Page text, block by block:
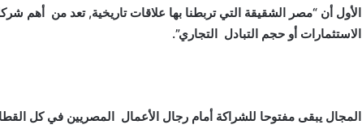
الأول أن “مصر الشقيقة التي تربطنا بها علاقات تاريخية, تعد من أهم
الاستثمارات أو حجم التبادل التجاري”.
المجال يبقى مفتوحا للشراكة أمام رجال الأعمال المصريين في كل